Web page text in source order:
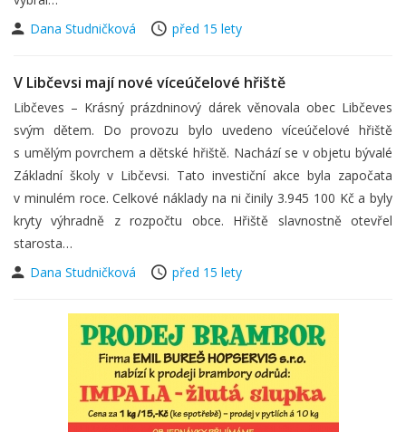
Dana Studničková
před 15 lety
V Libčevsi mají nové víceúčelové hřiště
Libčeves – Krásný prázdninový dárek věnovala obec Libčeves
svým dětem. Do provozu bylo uvedeno víceúčelové hřiště
s umělým povrchem a dětské hřiště. Nachází se v objetu bývalé
Základní školy v Libčevsi. Tato investiční akce byla započata
v minulém roce. Celkové náklady na ni činily 3.945 100 Kč a byly
kryty výhradně z rozpočtu obce. Hřiště slavnostně otevřel
starosta…
Dana Studničková
před 15 lety